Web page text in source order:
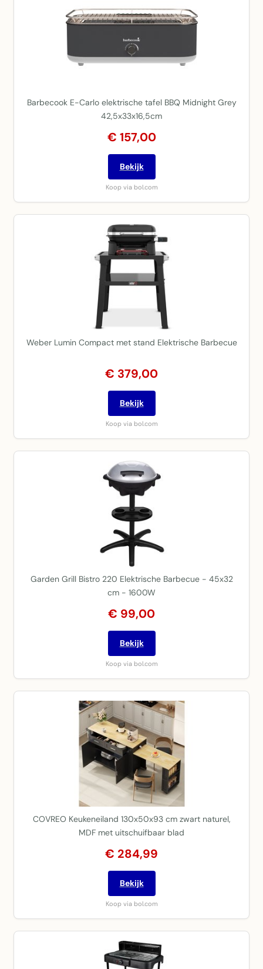
Barbecook E-Carlo elektrische tafel BBQ Midnight Grey
42,5x33x16,5cm
€ 157,00
Bekijk
Koop via bol.com
Weber Lumin Compact met stand Elektrische Barbecue
€ 379,00
Bekijk
Koop via bol.com
Garden Grill Bistro 220 Elektrische Barbecue - 45x32
cm - 1600W
€ 99,00
Bekijk
Koop via bol.com
COVREO Keukeneiland 130x50x93 cm zwart naturel,
MDF met uitschuifbaar blad
€ 284,99
Bekijk
Koop via bol.com